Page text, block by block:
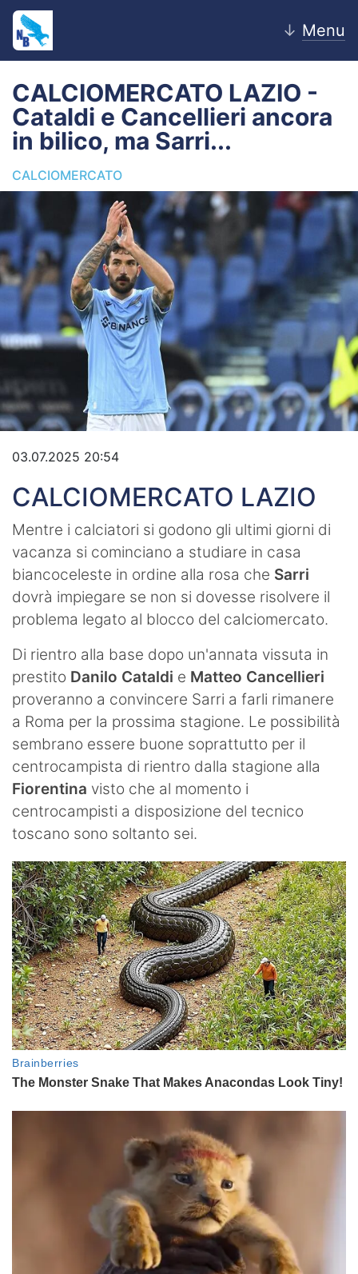
↓ Menu
Home
News
Pagelle
Settore Giovanile
Lazio Women
Calciomercato
Video
CALCIOMERCATO LAZIO -
Cataldi e Cancellieri ancora
in bilico, ma Sarri...
CALCIOMERCATO
03.07.2025 20:54
CALCIOMERCATO LAZIO
Mentre i calciatori si godono gli ultimi giorni di
vacanza si cominciano a studiare in casa
biancoceleste in ordine alla rosa che Sarri
dovrà impiegare se non si dovesse risolvere il
problema legato al blocco del calciomercato.
Di rientro alla base dopo un'annata vissuta in
prestito Danilo Cataldi e Matteo Cancellieri
proveranno a convincere Sarri a farli rimanere
a Roma per la prossima stagione. Le possibilità
sembrano essere buone soprattutto per il
centrocampista di rientro dalla stagione alla
Fiorentina visto che al momento i
centrocampisti a disposizione del tecnico
toscano sono soltanto sei.